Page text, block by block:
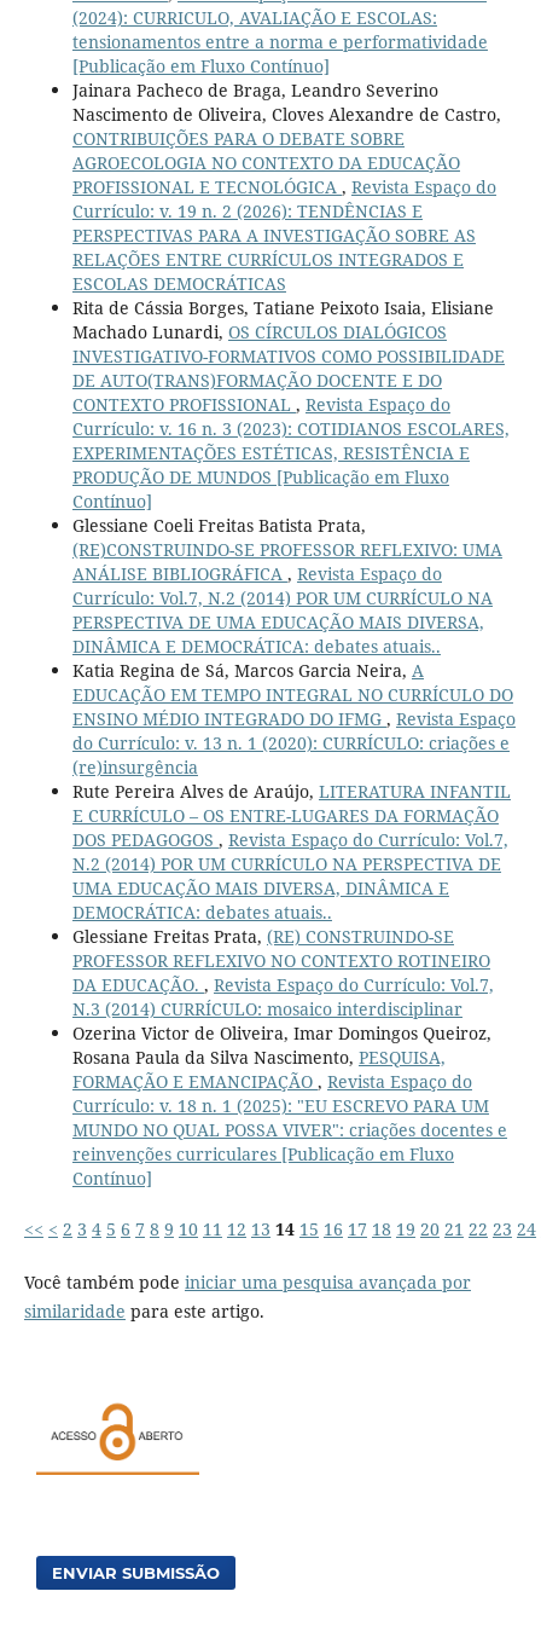
(2024): CURRICULO, AVALIAÇÃO E ESCOLAS:
tensionamentos entre a norma e performatividade
[Publicação em Fluxo Contínuo]
Jainara Pacheco de Braga, Leandro Severino
Nascimento de Oliveira, Cloves Alexandre de Castro,
CONTRIBUIÇÕES PARA O DEBATE SOBRE
AGROECOLOGIA NO CONTEXTO DA EDUCAÇÃO
PROFISSIONAL E TECNOLÓGICA , Revista Espaço do
Currículo: v. 19 n. 2 (2026): TENDÊNCIAS E
PERSPECTIVAS PARA A INVESTIGAÇÃO SOBRE AS
RELAÇÕES ENTRE CURRÍCULOS INTEGRADOS E
ESCOLAS DEMOCRÁTICAS
Rita de Cássia Borges, Tatiane Peixoto Isaia, Elisiane
Machado Lunardi, OS CÍRCULOS DIALÓGICOS
INVESTIGATIVO-FORMATIVOS COMO POSSIBILIDADE
DE AUTO(TRANS)FORMAÇÃO DOCENTE E DO
CONTEXTO PROFISSIONAL , Revista Espaço do
Currículo: v. 16 n. 3 (2023): COTIDIANOS ESCOLARES,
EXPERIMENTAÇÕES ESTÉTICAS, RESISTÊNCIA E
PRODUÇÃO DE MUNDOS [Publicação em Fluxo
Contínuo]
Glessiane Coeli Freitas Batista Prata,
(RE)CONSTRUINDO-SE PROFESSOR REFLEXIVO: UMA
ANÁLISE BIBLIOGRÁFICA , Revista Espaço do
Currículo: Vol.7, N.2 (2014) POR UM CURRÍCULO NA
PERSPECTIVA DE UMA EDUCAÇÃO MAIS DIVERSA,
DINÂMICA E DEMOCRÁTICA: debates atuais..
Katia Regina de Sá, Marcos Garcia Neira, A
EDUCAÇÃO EM TEMPO INTEGRAL NO CURRÍCULO DO
ENSINO MÉDIO INTEGRADO DO IFMG , Revista Espaço
do Currículo: v. 13 n. 1 (2020): CURRÍCULO: criações e
(re)insurgência
Rute Pereira Alves de Araújo, LITERATURA INFANTIL
E CURRÍCULO – OS ENTRE-LUGARES DA FORMAÇÃO
DOS PEDAGOGOS , Revista Espaço do Currículo: Vol.7,
N.2 (2014) POR UM CURRÍCULO NA PERSPECTIVA DE
UMA EDUCAÇÃO MAIS DIVERSA, DINÂMICA E
DEMOCRÁTICA: debates atuais..
Glessiane Freitas Prata, (RE) CONSTRUINDO-SE
PROFESSOR REFLEXIVO NO CONTEXTO ROTINEIRO
DA EDUCAÇÃO. , Revista Espaço do Currículo: Vol.7,
N.3 (2014) CURRÍCULO: mosaico interdisciplinar
Ozerina Victor de Oliveira, Imar Domingos Queiroz,
Rosana Paula da Silva Nascimento, PESQUISA,
FORMAÇÃO E EMANCIPAÇÃO , Revista Espaço do
Currículo: v. 18 n. 1 (2025): "EU ESCREVO PARA UM
MUNDO NO QUAL POSSA VIVER": criações docentes e
reinvenções curriculares [Publicação em Fluxo
Contínuo]
<< < 2 3 4 5 6 7 8 9 10 11 12 13 14 15 16 17 18 19 20 21 22 23 24
Você também pode iniciar uma pesquisa avançada por
similaridade para este artigo.
ENVIAR SUBMISSÃO